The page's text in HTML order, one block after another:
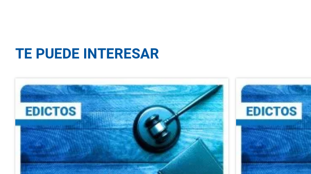
TE PUEDE INTERESAR